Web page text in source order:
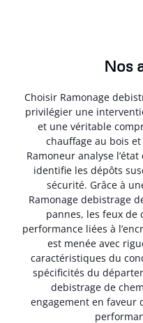
Nos
Choisir Ramonage
privilégier une
et une véritable
chauffage au bois
Ramoneur analyse
identifie les dépôts
sécurité. Grâce à
Ramonage debistrage
pannes, les feux de
performance liées à
est menée avec
caractéristiques du
spécificités du
debistrage de
engagement en faveur